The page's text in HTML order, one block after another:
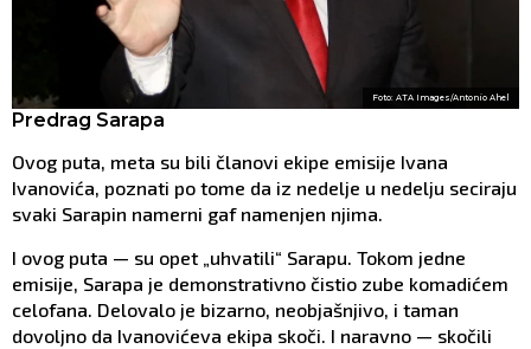
Foto: ATA Images/Antonio Ahel
Predrag Sarapa
Ovog puta, meta su bili članovi ekipe emisije Ivana
Ivanovića, poznati po tome da iz nedelje u nedelju seciraju
svaki Sarapin namerni gaf namenjen njima.
I ovog puta — su opet „uhvatili“ Sarapu. Tokom jedne
emisije, Sarapa je demonstrativno čistio zube komadićem
celofana. Delovalo je bizarno, neobjašnjivo, i taman
dovoljno da Ivanovićeva ekipa skoči. I naravno — skočili